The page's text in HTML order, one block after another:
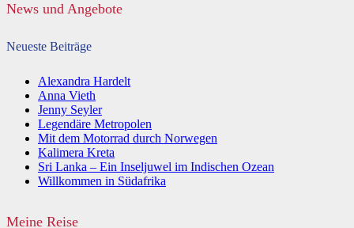
News und Angebote
Neueste Beiträge
Alexandra Hardelt
Anna Vieth
Jenny Seyler
Legendäre Metropolen
Mit dem Motorrad durch Norwegen
Kalimera Kreta
Sri Lanka – Ein Inseljuwel im Indischen Ozean
Willkommen in Südafrika
Meine Reise